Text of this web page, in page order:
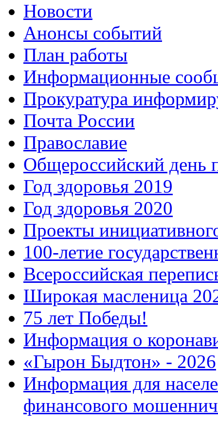
Новости
Анонсы событий
План работы
Информационные
Прокуратура
Почта России
Православие
Общероссийский день
Год здоровья 2019
Год здоровья 2020
Проекты
100-летие
Всероссийская
Широкая масленица
75 лет Победы!
Информация о
«Гырон Быдтон» - 2026
Информация для
финансового